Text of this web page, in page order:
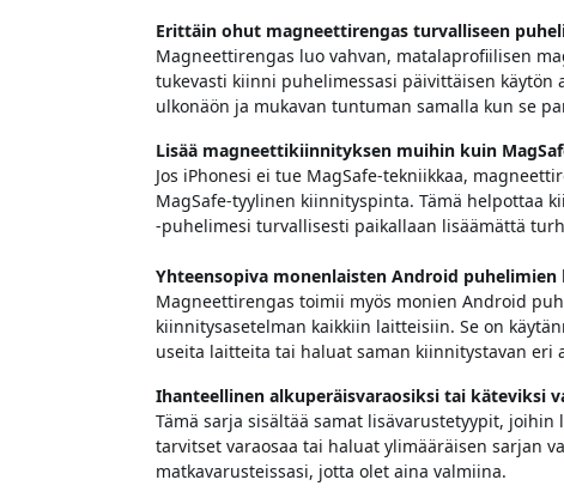
Erittäin ohut magneettirengas turvalliseen
Magneettirengas luo vahvan, matalaprofiilisen
tukevasti kiinni puhelimessasi päivittäisen
ulkonäön ja mukavan tuntuman samalla kun se
Lisää magneettikiinnityksen muihin kuin
Jos iPhonesi ei tue MagSafe-tekniikkaa,
MagSafe-tyylinen kiinnityspinta. Tämä helpottaa
-puhelimesi turvallisesti paikallaan lisäämättä
Yhteensopiva monenlaisten Android puhelimien
Magneettirengas toimii myös monien Android
kiinnitysasetelman kaikkiin laitteisiin. Se on
useita laitteita tai haluat saman kiinnitystavan eri
Ihanteellinen alkuperäisvaraosiksi tai käteviksi
Tämä sarja sisältää samat lisävarustetyypit,
tarvitset varaosaa tai haluat ylimääräisen sarjan
matkavarusteissasi, jotta olet aina valmiina.